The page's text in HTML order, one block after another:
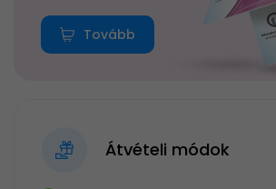
Tovább
Átvételi módok